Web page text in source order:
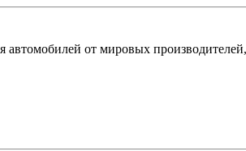
от мировых